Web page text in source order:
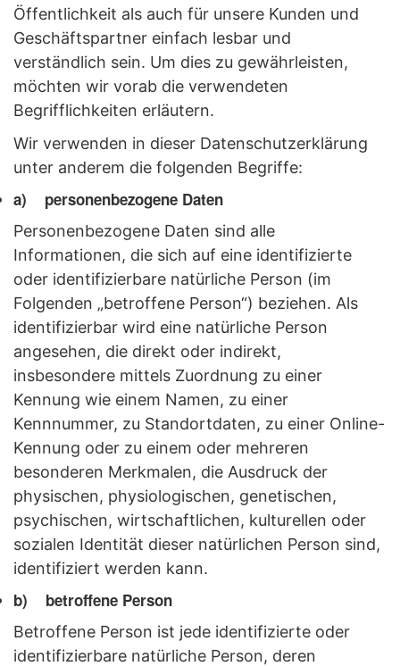
Öffentlichkeit als auch für unsere Kunden und
Geschäftspartner einfach lesbar und
verständlich sein. Um dies zu gewährleisten,
möchten wir vorab die verwendeten
Begrifflichkeiten erläutern.
Wir verwenden in dieser Datenschutzerklärung
unter anderem die folgenden Begriffe:
a) personenbezogene Daten
Personenbezogene Daten sind alle
Informationen, die sich auf eine identifizierte
oder identifizierbare natürliche Person (im
Folgenden „betroffene Person“) beziehen. Als
identifizierbar wird eine natürliche Person
angesehen, die direkt oder indirekt,
insbesondere mittels Zuordnung zu einer
Kennung wie einem Namen, zu einer
Kennnummer, zu Standortdaten, zu einer Online-
Kennung oder zu einem oder mehreren
besonderen Merkmalen, die Ausdruck der
physischen, physiologischen, genetischen,
psychischen, wirtschaftlichen, kulturellen oder
sozialen Identität dieser natürlichen Person sind,
identifiziert werden kann.
b) betroffene Person
Betroffene Person ist jede identifizierte oder
identifizierbare natürliche Person, deren